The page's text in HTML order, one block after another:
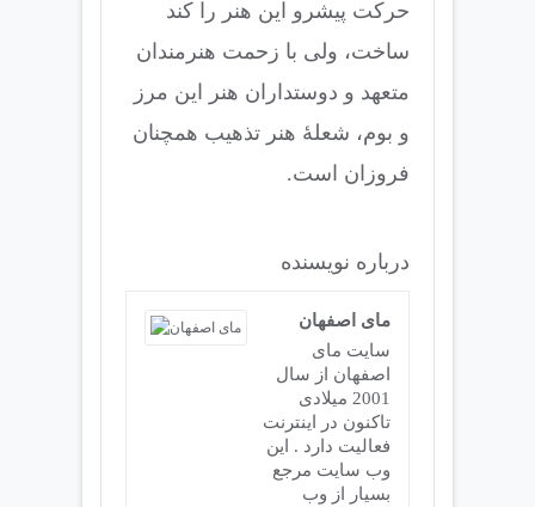
حرکت پیشرو این هنر را کند
ساخت، ولی با زحمت هنرمندان
متعهد و دوستداران هنر این مرز
و بوم، شعلهٔ هنر تذهیب همچنان
فروزان است.
درباره نویسنده
مای اصفهان
سایت مای
اصفهان از سال
2001 میلادی
تاکنون در اینترنت
فعالیت دارد . این
وب سایت مرجع
بسیار از وب